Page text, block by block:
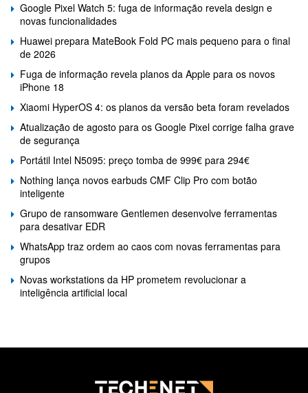
Google Pixel Watch 5: fuga de informação revela design e
novas funcionalidades
Huawei prepara MateBook Fold PC mais pequeno para o final
de 2026
Fuga de informação revela planos da Apple para os novos
iPhone 18
Xiaomi HyperOS 4: os planos da versão beta foram revelados
Atualização de agosto para os Google Pixel corrige falha grave
de segurança
Portátil Intel N5095: preço tomba de 999€ para 294€
Nothing lança novos earbuds CMF Clip Pro com botão
inteligente
Grupo de ransomware Gentlemen desenvolve ferramentas
para desativar EDR
WhatsApp traz ordem ao caos com novas ferramentas para
grupos
Novas workstations da HP prometem revolucionar a
inteligência artificial local